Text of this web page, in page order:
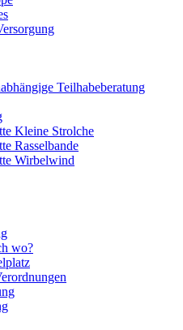
Teilhabeberatung
Kleine Strolche
Rasselbande
Wirbelwind
wo?